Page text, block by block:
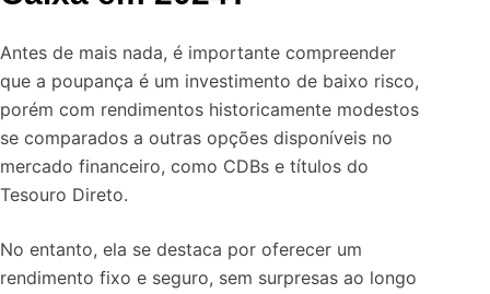
Antes de mais nada, é importante compreender
que a poupança é um investimento de baixo risco,
porém com rendimentos historicamente modestos
se comparados a outras opções disponíveis no
mercado financeiro, como CDBs e títulos do
Tesouro Direto.
No entanto, ela se destaca por oferecer um
rendimento fixo e seguro, sem surpresas ao longo